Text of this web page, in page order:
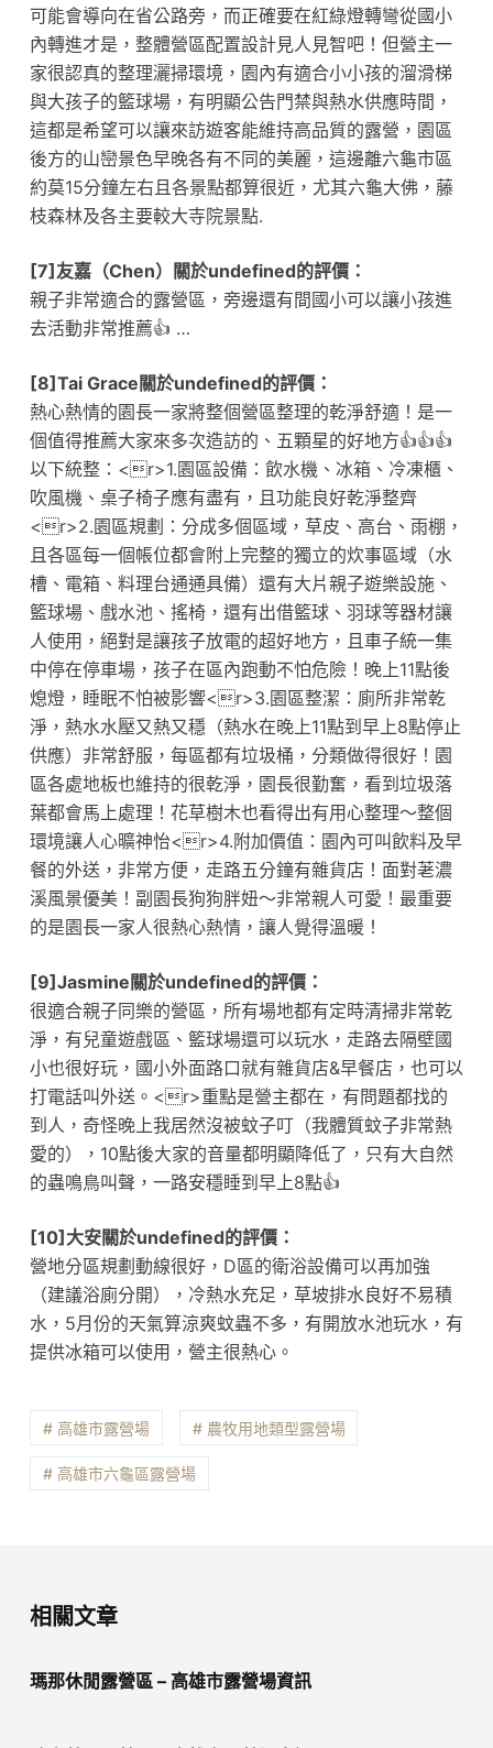
可能會導向在省公路旁，而正確要在紅綠燈轉彎從國小
內轉進才是，整體營區配置設計見人見智吧！但營主一
家很認真的整理灑掃環境，園內有適合小小孩的溜滑梯
與大孩子的籃球場，有明顯公告門禁與熱水供應時間，
這都是希望可以讓來訪遊客能維持高品質的露營，園區
後方的山巒景色早晚各有不同的美麗，這邊離六龜市區
約莫15分鐘左右且各景點都算很近，尤其六龜大佛，藤
枝森林及各主要較大寺院景點.
[7]友嘉（Chen）關於undefined的評價：
親子非常適合的露營區，旁邊還有間國小可以讓小孩進
去活動非常推薦👍 …
[8]Tai Grace關於undefined的評價：
熱心熱情的園長一家將整個營區整理的乾淨舒適！是一
個值得推薦大家來多次造訪的、五顆星的好地方👍👍👍
以下統整：<r>1.園區設備：飲水機、冰箱、冷凍櫃、
吹風機、桌子椅子應有盡有，且功能良好乾淨整齊
<r>2.園區規劃：分成多個區域，草皮、高台、雨棚，
且各區每一個帳位都會附上完整的獨立的炊事區域（水
槽、電箱、料理台通通具備）還有大片親子遊樂設施、
籃球場、戲水池、搖椅，還有出借籃球、羽球等器材讓
人使用，絕對是讓孩子放電的超好地方，且車子統一集
中停在停車場，孩子在區內跑動不怕危險！晚上11點後
熄燈，睡眠不怕被影響<r>3.園區整潔：廁所非常乾
淨，熱水水壓又熱又穩（熱水在晚上11點到早上8點停止
供應）非常舒服，每區都有垃圾桶，分類做得很好！園
區各處地板也維持的很乾淨，園長很勤奮，看到垃圾落
葉都會馬上處理！花草樹木也看得出有用心整理～整個
環境讓人心曠神怡<r>4.附加價值：園內可叫飲料及早
餐的外送，非常方便，走路五分鐘有雜貨店！面對荖濃
溪風景優美！副園長狗狗胖妞～非常親人可愛！最重要
的是園長一家人很熱心熱情，讓人覺得溫暖！
[9]Jasmine關於undefined的評價：
很適合親子同樂的營區，所有場地都有定時清掃非常乾
淨，有兒童遊戲區、籃球場還可以玩水，走路去隔壁國
小也很好玩，國小外面路口就有雜貨店&早餐店，也可以
打電話叫外送。<r>重點是營主都在，有問題都找的
到人，奇怪晚上我居然沒被蚊子叮（我體質蚊子非常熱
愛的），10點後大家的音量都明顯降低了，只有大自然
的蟲鳴鳥叫聲，一路安穩睡到早上8點👍
[10]大安關於undefined的評價：
營地分區規劃動線很好，D區的衛浴設備可以再加強
（建議浴廁分開），冷熱水充足，草坡排水良好不易積
水，5月份的天氣算涼爽蚊蟲不多，有開放水池玩水，有
提供冰箱可以使用，營主很熱心。
# 高雄市露營場 # 農牧用地類型露營場
# 高雄市六龜區露營場
相關文章
瑪那休閒露營區 – 高雄市露營場資訊